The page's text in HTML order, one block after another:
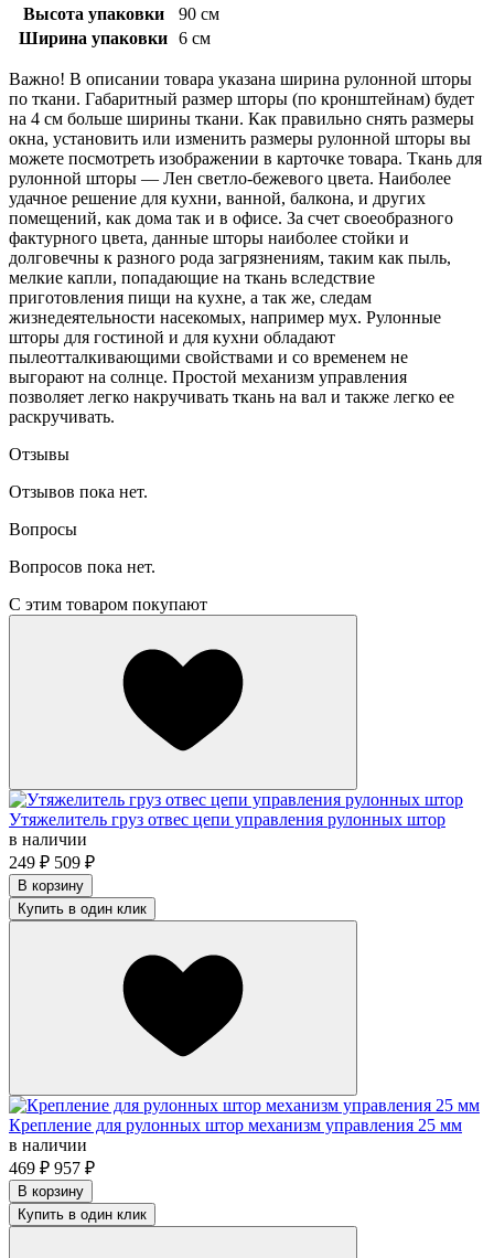
Высота упаковки
90 см
Ширина упаковки 6 см
Важно! В описании товара указана ширина рулонной шторы
по ткани. Габаритный размер шторы (по кронштейнам) будет
на 4 см больше ширины ткани. Как правильно снять размеры
окна, установить или изменить размеры рулонной шторы вы
можете посмотреть изображении в карточке товара. Ткань для
рулонной шторы — Лен светло-бежевого цвета. Наиболее
удачное решение для кухни, ванной, балкона, и других
помещений, как дома так и в офисе. За счет своеобразного
фактурного цвета, данные шторы наиболее стойки и
долговечны к разного рода загрязнениям, таким как пыль,
мелкие капли, попадающие на ткань вследствие
приготовления пищи на кухне, а так же, следам
жизнедеятельности насекомых, например мух. Рулонные
шторы для гостиной и для кухни обладают
пылеотталкивающими свойствами и со временем не
выгорают на солнце. Простой механизм управления
позволяет легко накручивать ткань на вал и также легко ее
раскручивать.
Отзывы
Отзывов пока нет.
Вопросы
Вопросов пока нет.
С этим товаром покупают
Утяжелитель груз отвес цепи управления рулонных штор
в наличии
249 ₽ 509 ₽
В корзину
Купить в один клик
Крепление для рулонных штор механизм управления 25 мм
в наличии
469 ₽ 957 ₽
В корзину
Купить в один клик